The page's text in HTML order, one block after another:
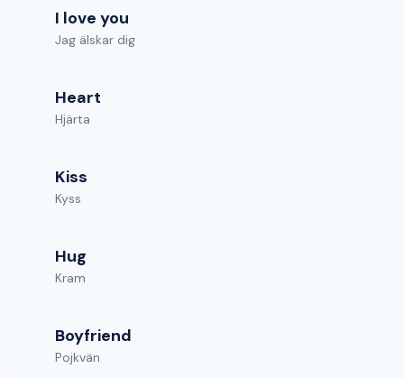
I love you
Jag älskar dig
Heart
Hjärta
Kiss
Kyss
Hug
Kram
Boyfriend
Pojkvän